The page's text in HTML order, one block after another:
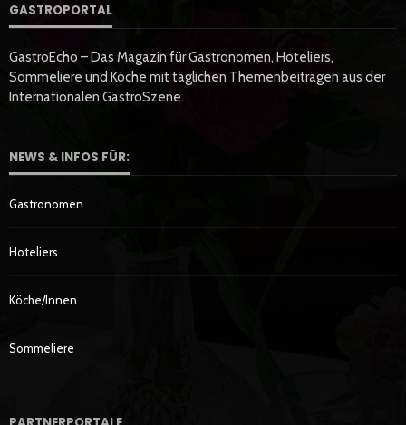
GASTROPORTAL
GastroEcho – Das Magazin für Gastronomen, Hoteliers,
Sommeliere und Köche mit täglichen Themenbeiträgen aus der
Internationalen GastroSzene.
NEWS & INFOS FÜR:
Gastronomen
Hoteliers
Köche/innen
Sommeliere